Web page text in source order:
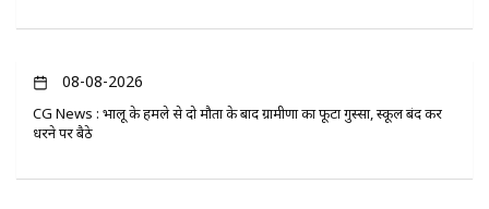
08-08-2026
CG News : भालू के हमले से दो मौतों के बाद ग्रामीणों का फूटा गुस्सा, स्कूल बंद कर
धरने पर बैठे